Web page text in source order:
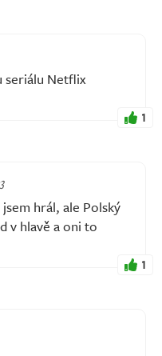
seriálu Netflix
1
hrál, ale Polský
v hlavě a oni to
1